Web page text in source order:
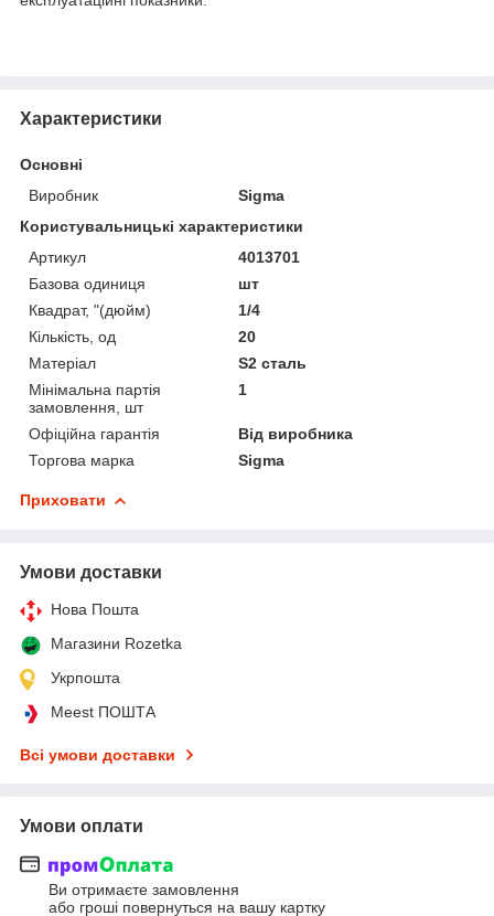
Характеристики
Основні
Виробник
Sigma
Користувальницькі характеристики
Артикул
4013701
Базова одиниця
шт
Квадрат, "(дюйм)
1/4
Кількість, од
20
Матеріал
S2 сталь
Мінімальна партія
замовлення, шт
1
Офіційна гарантія
Від виробника
Торгова марка
Sigma
Приховати
Умови доставки
Нова Пошта
Магазини Rozetka
Укрпошта
Meest ПОШТА
Всі умови доставки
Умови оплати
Ви отримаєте замовлення
або гроші повернуться на вашу картку